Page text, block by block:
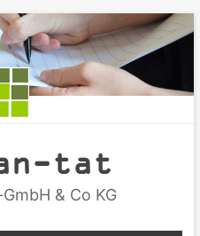
tat
& Co KG